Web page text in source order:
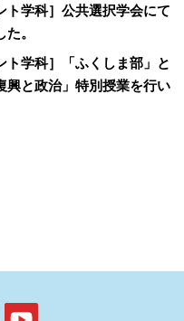
ト学科］公共選択学会にて
。
ト学科］「ふくしま部」と
興と政治」特別授業を行い